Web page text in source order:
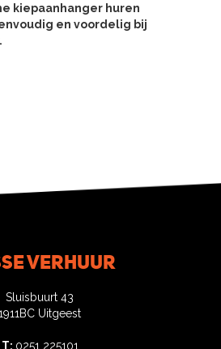
kiepaanhanger huren
en voordelig bij
verhuur
Sluisbuurt 43
Uitgeest
T: 0251 225101